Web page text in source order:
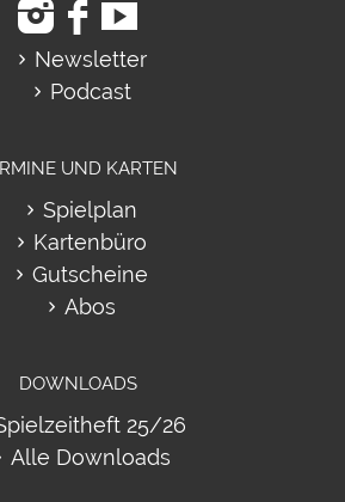
Newsletter
Podcast
UND KARTEN
Spielplan
Kartenbüro
Gutscheine
Abos
DOWNLOADS
25/26
Alle Downloads